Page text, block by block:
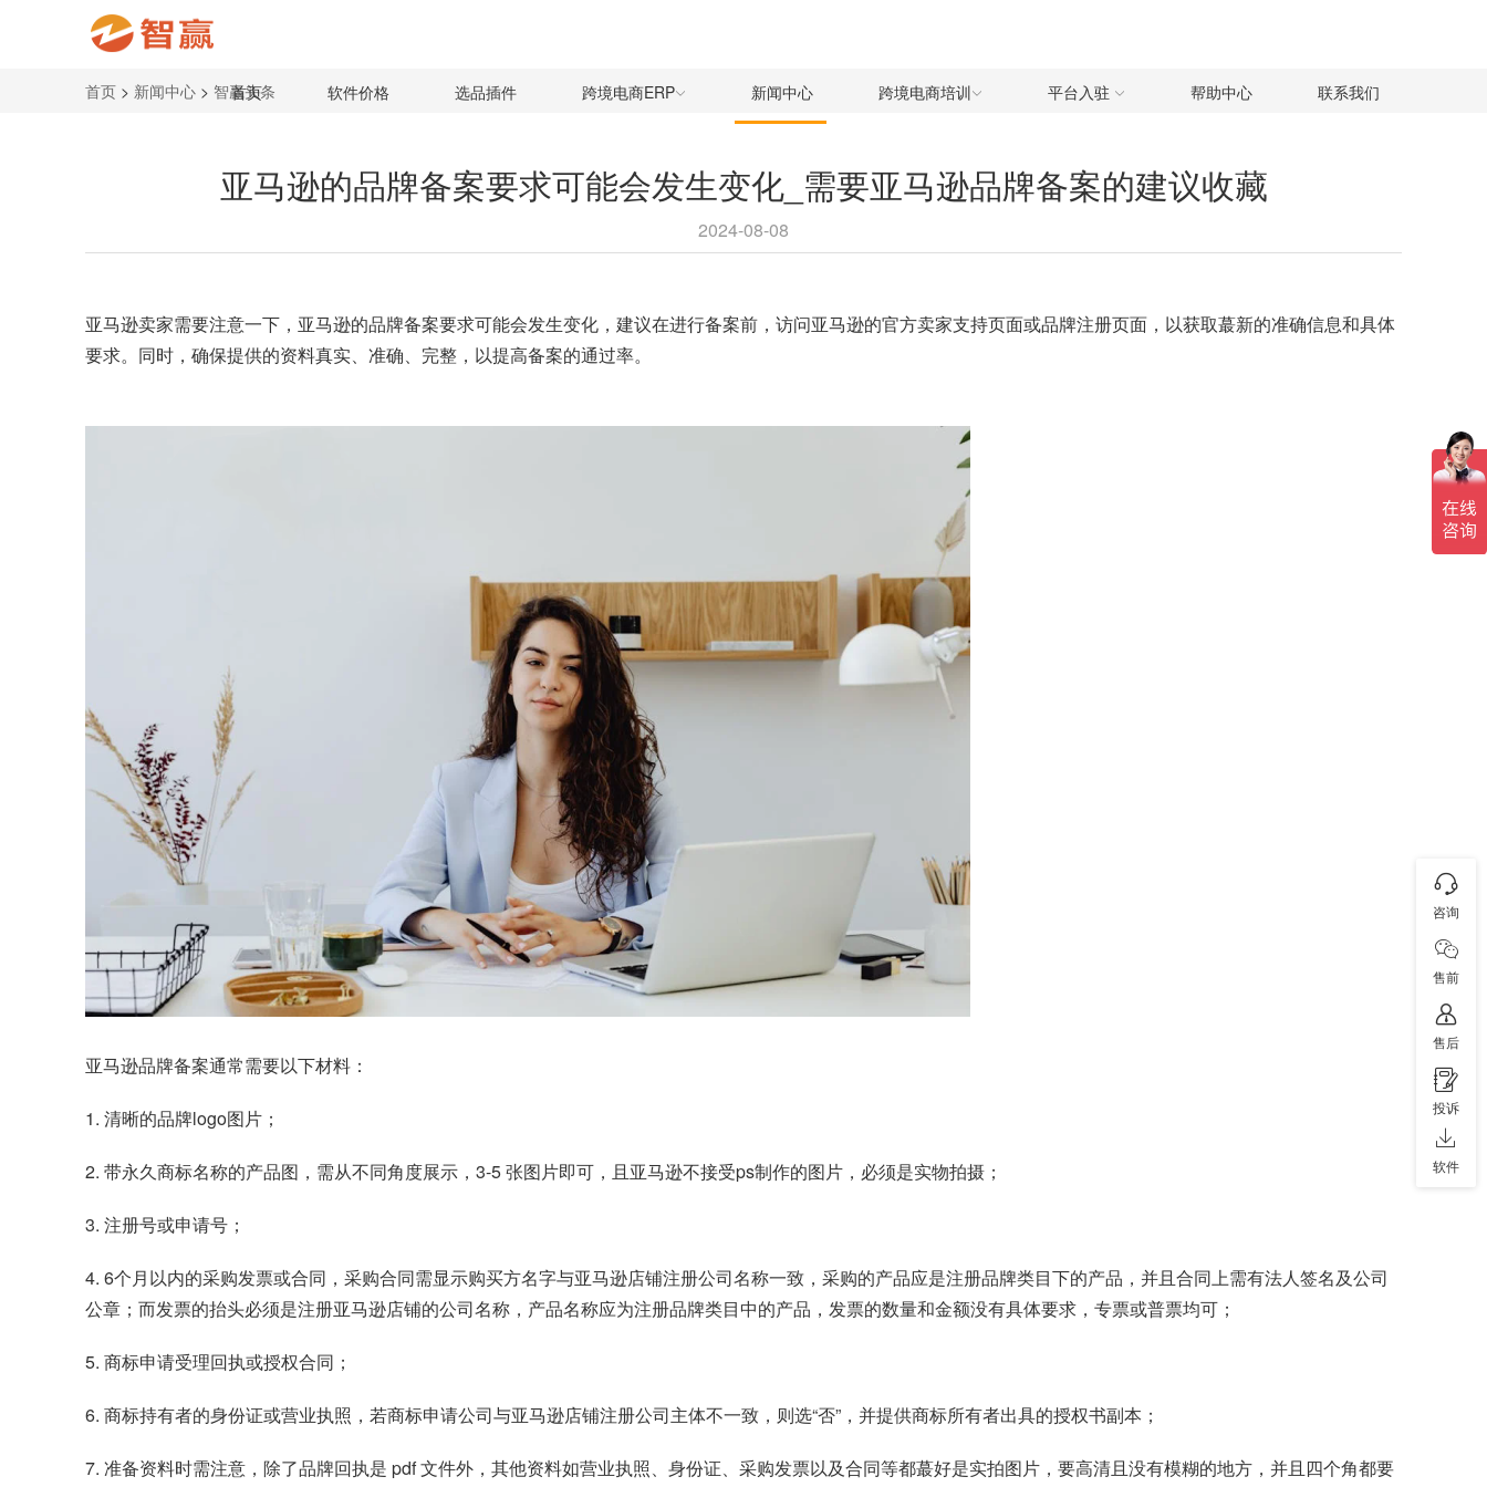
首页 软件价格 选品插件 跨境电商ERP 新闻中心 跨境电商培训 平台入驻 帮助中心 联系我们
首页 > 新闻中心 > 智赢头条
亚马逊的品牌备案要求可能会发生变化_需要亚马逊品牌备案的建议收藏
2024-08-08
亚马逊卖家需要注意一下，亚马逊的品牌备案要求可能会发生变化，建议在进行备案前，访问亚马逊的官方卖家支持页面或品牌注册页面，以获取蕞新的准确信息和具体
要求。同时，确保提供的资料真实、准确、完整，以提高备案的通过率。
亚马逊品牌备案通常需要以下材料：
1. 清晰的品牌logo图片；
2. 带永久商标名称的产品图，需从不同角度展示，3-5 张图片即可，且亚马逊不接受ps制作的图片，必须是实物拍摄；
3. 注册号或申请号；
4. 6个月以内的采购发票或合同，采购合同需显示购买方名字与亚马逊店铺注册公司名称一致，采购的产品应是注册品牌类目下的产品，并且合同上需有法人签名及公司
公章；而发票的抬头必须是注册亚马逊店铺的公司名称，产品名称应为注册品牌类目中的产品，发票的数量和金额没有具体要求，专票或普票均可；
5. 商标申请受理回执或授权合同；
6. 商标持有者的身份证或营业执照，若商标申请公司与亚马逊店铺注册公司主体不一致，则选“否”，并提供商标所有者出具的授权书副本；
7. 准备资料时需注意，除了品牌回执是 pdf 文件外，其他资料如营业执照、身份证、采购发票以及合同等都蕞好是实拍图片，要高清且没有模糊的地方，并且四个角都要
咨询
售前
售后
投诉
软件